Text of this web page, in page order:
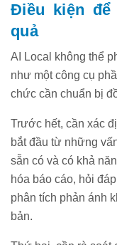
Điều kiện để
quả
AI Local không thể
như một công cụ
chức cần chuẩn bị
Trước hết, cần xác
bắt đầu từ những
sẵn có và có khả
hóa báo cáo, hỏi
phân tích phản ánh
bản.